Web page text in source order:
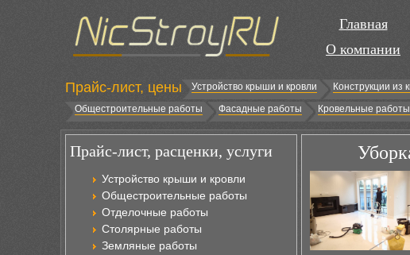
Главная
О компании
Прайс-лист, цены Устройство крыши и кровли Конструкции из
Общестроительные работы
Фасадные работы Кровельные работы
Прайс-лист, расценки, услуги
Устройство крыши и кровли
Общестроительные работы
Отделочные работы
Столярные работы
Земляные работы